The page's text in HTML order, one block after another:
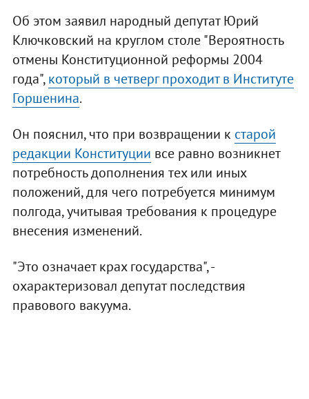
Об этом заявил народный депутат Юрий
Ключковский на круглом столе "Вероятность
отмены Конституционной реформы 2004
года",который в четверг проходит в Институте
Горшенина.
Он пояснил, что при возвращении к старой
редакции Конституции все равно возникнет
потребность дополнения тех или иных
положений, для чего потребуется минимум
полгода, учитывая требования к процедуре
внесения изменений.
"Это означает крах государства", -
охарактеризовал депутат последствия
правового вакуума.